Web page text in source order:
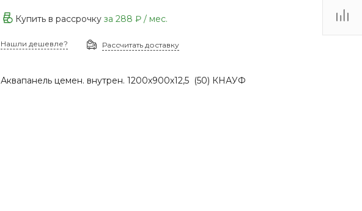
Купить в рассрочку за 288 ₽/ мес.
Нашли дешевле? Рассчитать доставку
Аквапанель цемен. внутрен. 1200х900х12,5 (50) КНАУФ